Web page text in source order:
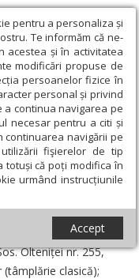
pentru a personaliza și
Te informăm că ne-
acestea și în activitatea
modificări propuse de
persoanelor fizice în
personal și privind
a continua navigarea pe
necesar pentru a citi și
continuarea navigării pe
fişierelor de tip
totuși că poți modifica în
urmând instrucțiunile
Accept
Patriarhiei
Române
Olteniței nr. 255,
clasică);